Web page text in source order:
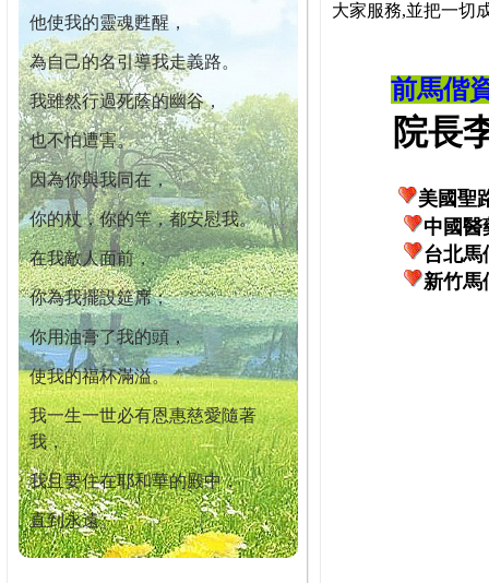
他使我的靈魂甦醒，
為自己的名引導我走義路。
我雖然行過死蔭的幽谷，
也不怕遭害。
因為你與我同在，
你的杖，你的竿，都安慰我。
在我敵人面前，
你為我擺設筵席；
你用油膏了我的頭，
使我的福杯滿溢。
我一生一世必有恩惠慈愛隨著
我，
我且要住在耶和華的殿中，
直到永遠。
大家服務,並把一切
前馬偕
院長李
美國聖
中國醫
台北馬
新竹馬